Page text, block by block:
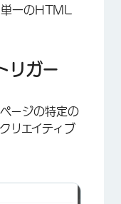
一のHTML
リガー
ージの特定の
リエイティブ